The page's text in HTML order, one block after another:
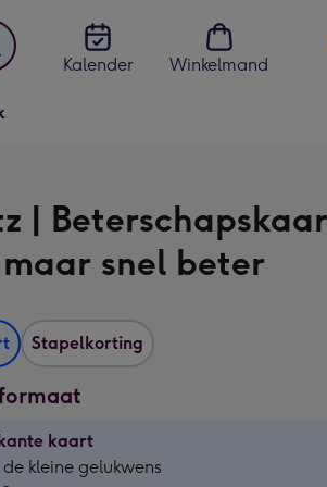
Kalender
Winkelmand
|
snel beter
Stapelkorting
kaart
kleine gelukwens